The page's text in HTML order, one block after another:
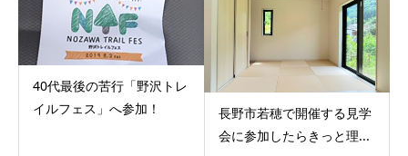
40代最後の苦行「野沢トレ
イルフェス」へ参加！
長野市若穂で開催する見学
会に参加したらきっと理...